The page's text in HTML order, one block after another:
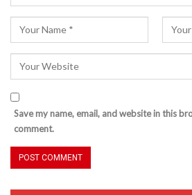
Save my name, email, and website in this
comment.